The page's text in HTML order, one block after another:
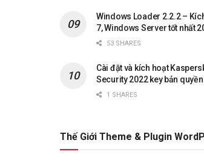
Windows Loader 2.2.2 –
7, Windows Server tốt nhất
53 SHARES
Cài đặt và kích hoạt
Security 2022 key bản quyền
1 SHARES
Thế Giới Theme & Plugin